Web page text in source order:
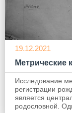
19.12.2021
Метрические
Исследование
регистрации
является
родословной.